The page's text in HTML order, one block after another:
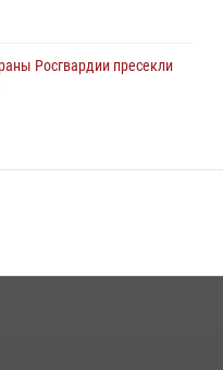
Росгвардии пресекли
День Крещения Руси